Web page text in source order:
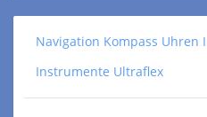
Navigation Kompass Uhren
Instrumente Ultraflex